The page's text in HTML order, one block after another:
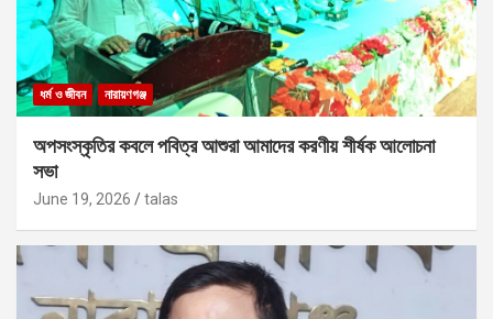
ধর্ম ও জীবন নারায়ণগঞ্জ
অপসংস্কৃতির কবলে পবিত্র আশুরা আমাদের করণীয় শীর্ষক আলোচনা
সভা
June 19, 2026 talas